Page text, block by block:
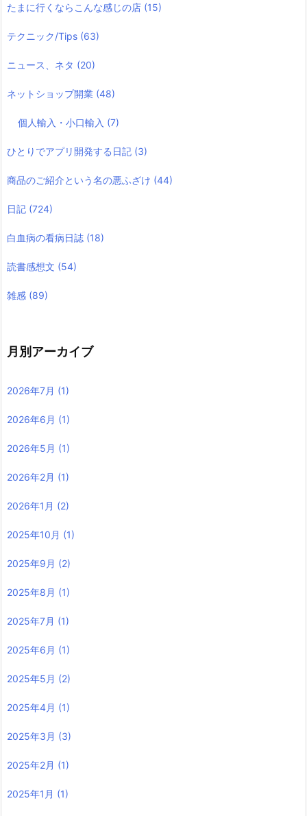
たまに行くならこんな感じの店 (15)
テクニック/Tips (63)
ニュース、ネタ (20)
ネットショップ開業 (48)
個人輸入・小口輸入 (7)
ひとりでアプリ開発する日記 (3)
商品のご紹介という名の悪ふざけ (44)
日記 (724)
白血病の看病日誌 (18)
読書感想文 (54)
雑感 (89)
月別アーカイブ
2026年7月 (1)
2026年6月 (1)
2026年5月 (1)
2026年2月 (1)
2026年1月 (2)
2025年10月 (1)
2025年9月 (2)
2025年8月 (1)
2025年7月 (1)
2025年6月 (1)
2025年5月 (2)
2025年4月 (1)
2025年3月 (3)
2025年2月 (1)
2025年1月 (1)